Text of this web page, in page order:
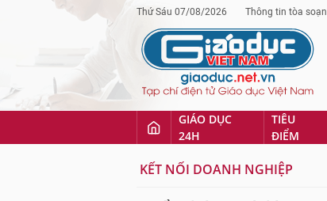
Thứ Sáu 07/08/2026 Thông tin tòa soạn
GIÁO DỤC
24H
TIÊU
ĐIỂM
KẾT NỐI DOANH NGHIỆP